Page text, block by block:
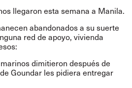
llegaron esta semana a Manila.
abandonados a su suerte
red de apoyo, vivienda
dimitieron después de
Goundar les pidiera entregar